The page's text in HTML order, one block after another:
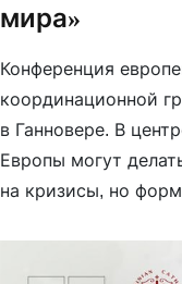
мира»
Конференция
координационной
в Ганновере. В
Европы могут
на кризисы, но